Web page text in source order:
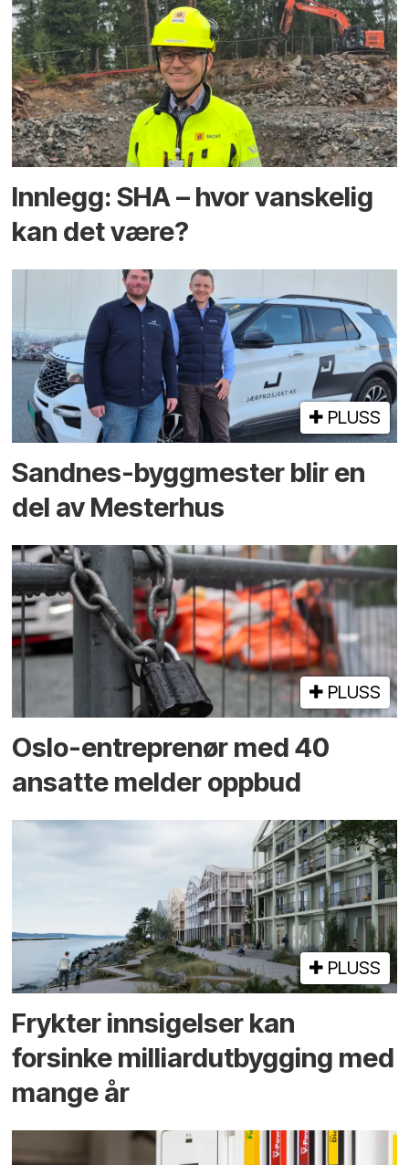
Innlegg: SHA – hvor vanskelig
kan det være?
PLUSS
Sandnes-byggmester blir en
del av Mesterhus
PLUSS
Oslo-entreprenør med 40
ansatte melder oppbud
PLUSS
Frykter innsigelser kan
forsinke milliard­utbygging med
mange år